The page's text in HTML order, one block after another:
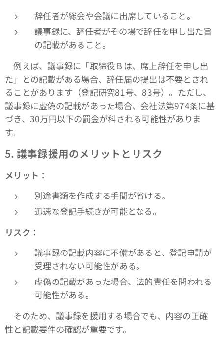
辞任者が総会や会議に出席していること。
議事録に、辞任者がその場で辞任を申し出た旨
の記載があること。
例えば、議事録に「取締役Ｂは、席上辞任を申し出
た」との記載がある場合、辞任届の提出は不要とされ
ることがあります（登記研究81号、83号）。ただし、
議事録に虚偽の記載があった場合、会社法第974条に基
づき、30万円以下の罰金が科される可能性がありま
す。
5. 議事録援用のメリットとリスク
メリット：
別途書類を作成する手間が省ける。
迅速な登記手続きが可能となる。
リスク：
議事録の記載内容に不備があると、登記申請が
受理されない可能性がある。
虚偽の記載があった場合、法的責任を問われる
可能性がある。
そのため、議事録を援用する場合でも、内容の正確
性と記載要件の確認が重要です。